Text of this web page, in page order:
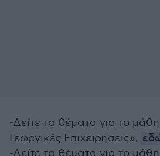
-Δείτε τα θέματα για το
Γεωργικές Επιχειρήσεις»,
-Δείτε τα θέματα για το